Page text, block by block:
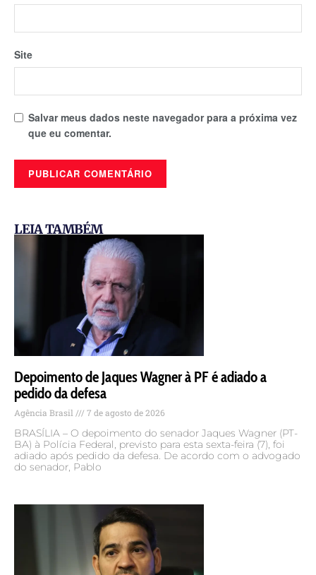
Site
Salvar meus dados neste navegador para a próxima vez
que eu comentar.
LEIA TAMBÉM
Depoimento de Jaques Wagner à PF é adiado a
pedido da defesa
Agência Brasil 7 de agosto de 2026
BRASÍLIA – O depoimento do senador Jaques Wagner (PT-
BA) à Polícia Federal, previsto para esta sexta-feira (7), foi
adiado após pedido da defesa. De acordo com o advogado
do senador, Pablo